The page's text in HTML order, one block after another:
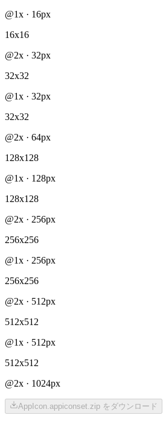
@1x · 16px
16x16
@2x · 32px
32x32
@1x · 32px
32x32
@2x · 64px
128x128
@1x · 128px
128x128
@2x · 256px
256x256
@1x · 256px
256x256
@2x · 512px
512x512
@1x · 512px
512x512
@2x · 1024px
AppIcon.appiconset.zip をダウンロード